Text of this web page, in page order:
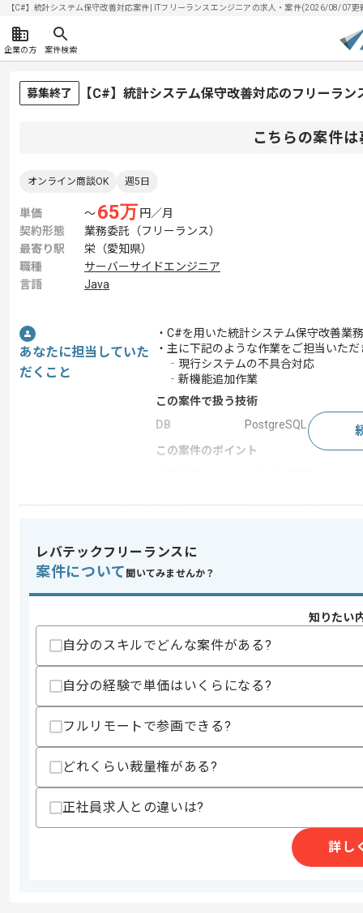
【C#】統計システム保守改善対応案件| ITフリーランスエンジニアの求人・案件(2026/08/07更
企業の方 案件検索
募集終了 【C#】統計システム保守改善対応のフリーラン
こちらの案件
オンライン商談OK 週5日
単価 〜65万 円／月
契約形態
業務委託（フリーランス）
最寄り駅
栄（愛知県）
職種
サーバーサイドエンジニア
言語
Java
あなたに担当していた
だくこと
・C#を用いた統計システム保守改善業
・主に下記のような作業をご担当いただ
‐現行システムの不具合対応
‐新機能追加作業
この案件で扱う技術
DB
PostgreSQL
この案件のポイント
スキル
求めるスキル
・基本設計以降の工程経験
上記に似た経験やスキルをお持ちであれば申
精算・お支払い
精算条件
支払いサイト
レバテックフリーランスに
案件について 聞いてみませんか？
知りたい
自分のスキルでどんな案件がある?
自分の経験で単価はいくらになる?
フルリモートで参画できる?
どれくらい裁量権がある?
正社員求人との違いは?
詳し